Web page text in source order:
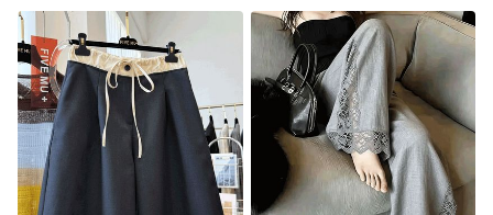
FABRIC
폴리,스판 혼방소재로 제작 되었어요
COLOR